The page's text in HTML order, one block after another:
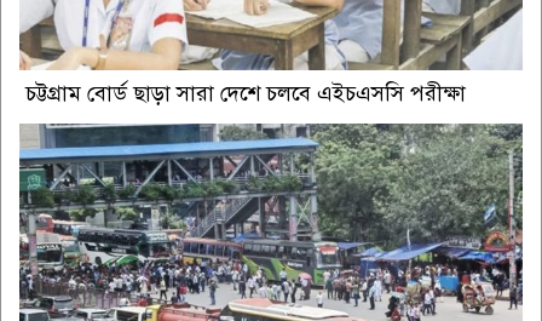
চট্টগ্রাম বোর্ড ছাড়া সারা দেশে চলবে এইচএসসি পরীক্ষা